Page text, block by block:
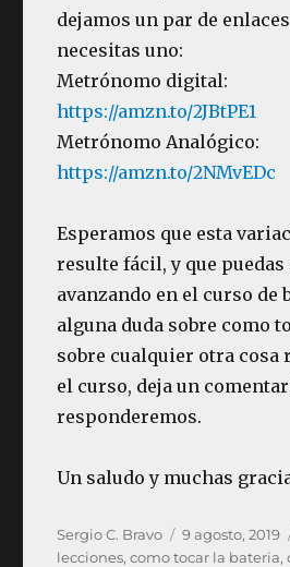
dejamos un par de
necesitas uno:
Metrónomo digital:
https://amzn.to/2JBtPE1
Metrónomo Analógico:
https://amzn.to/2NMvEDc
Esperamos que esta
resulte fácil, y que
avanzando en el curso de
alguna duda sobre como
sobre cualquier otra cosa
el curso, deja un
responderemos.
Un saludo y muchas
Autor
Sergio C. Bravo
Publicado
el
9 agosto, 2019
lecciones,como tocar la bateria,